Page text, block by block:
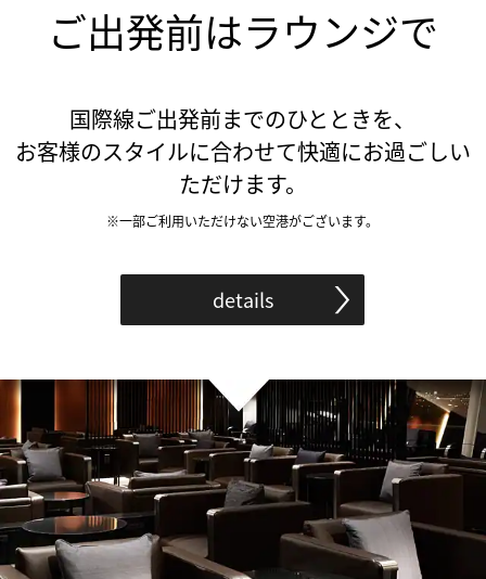
ご出発前はラウンジで
国際線ご出発前までのひとときを、
お客様のスタイルに合わせて快適にお過ごしい
ただけます。
※一部ご利用いただけない空港がございます。
details